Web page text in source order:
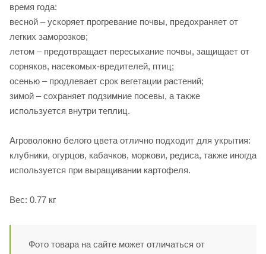
время года:
весной – ускоряет прогревание почвы, предохраняет от
легких заморозков;
летом – предотвращает пересыхание почвы, защищает от
сорняков, насекомых-вредителей, птиц;
осенью – продлевает срок вегетации растений;
зимой – сохраняет подзимние посевы, а также
используется внутри теплиц.
Агроволокно белого цвета отлично подходит для укрытия:
клубники, огурцов, кабачков, моркови, редиса, также иногда
используется при выращивании картофеля.
Вес: 0.77 кг
Фото товара на сайте может отличаться от